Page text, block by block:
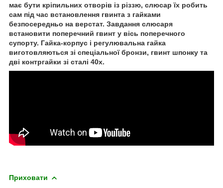
має бути кріпильних отворів із різзю, слюсар їх робить
сам під час встановлення гвинта з гайками
безпосередньо на верстат. Завдання слюсаря
встановити поперечний гвинт у вісь поперечного
супорту. Гайка-корпус і регулювальна гайка
виготовляються зі спеціальної бронзи, гвинт шпонку та
дві контргайки зі сталі 40х.
Приховати